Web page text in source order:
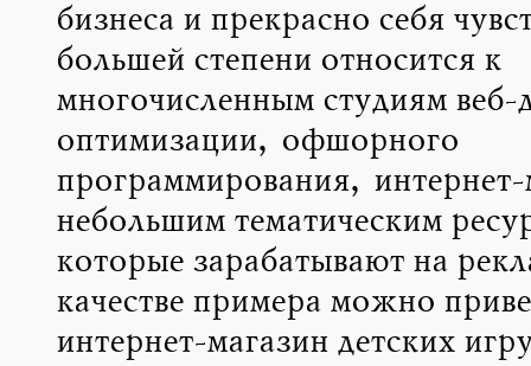
бизнеса и прекрасно себя
большей степени относится к
многочисленным студиям веб-
оптимизации, офшорного
программирования,
небольшим тематическим
которые зарабатывают на
качестве примера можно
интернет-магазин детских